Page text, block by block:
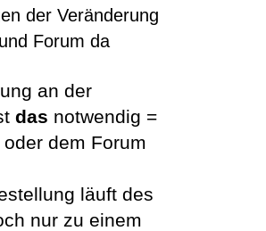
der Veränderung
Forum da
an der
das notwendig =
dem Forum
läuft des
nur zu einem